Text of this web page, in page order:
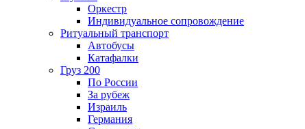
Оркестр
Индивидуальное сопровождение
Ритуальный транспорт
Автобусы
Катафалки
Груз 200
По России
За рубеж
Израиль
Германия